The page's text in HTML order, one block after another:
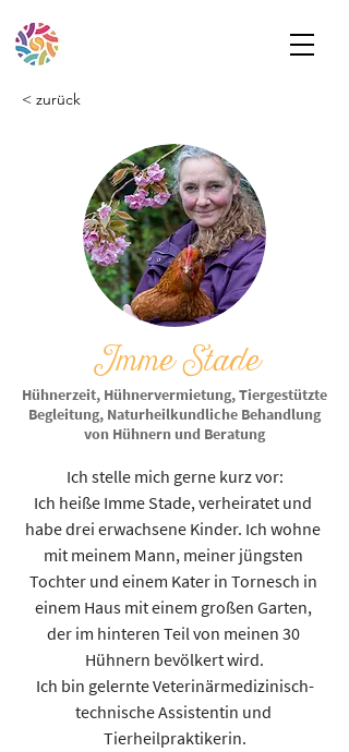
< zurück
Imme Stade
Hühnerzeit, Hühnervermietung, Tiergestützte
Begleitung, Naturheilkundliche Behandlung
von Hühnern und Beratung
Ich stelle mich gerne kurz vor:
Ich heiße Imme Stade, verheiratet und
habe drei erwachsene Kinder. Ich wohne
mit meinem Mann, meiner jüngsten
Tochter und einem Kater in Tornesch in
einem Haus mit einem großen Garten,
der im hinteren Teil von meinen 30
Hühnern bevölkert wird.
Ich bin gelernte Veterinärmedizinisch-
technische Assistentin und
Tierheilpraktikerin.